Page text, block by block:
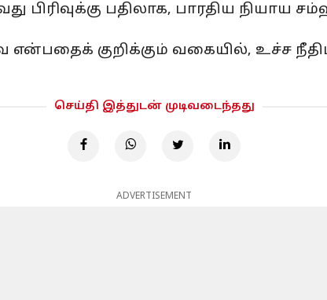
பதிலாக, பாரதிய நியாய
என்பதைக் குறிக்கும் வகையில், உச்ச
செய்தி இத்துடன் முடிவடைந்தது
ADVERTISEMENT